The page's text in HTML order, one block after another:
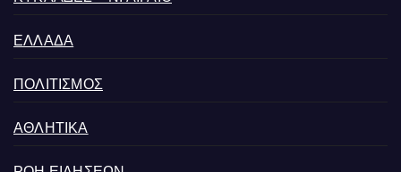
ΕΛΛΑΔΑ
ΠΟΛΙΤΙΣΜΟΣ
ΑΘΛΗΤΙΚΑ